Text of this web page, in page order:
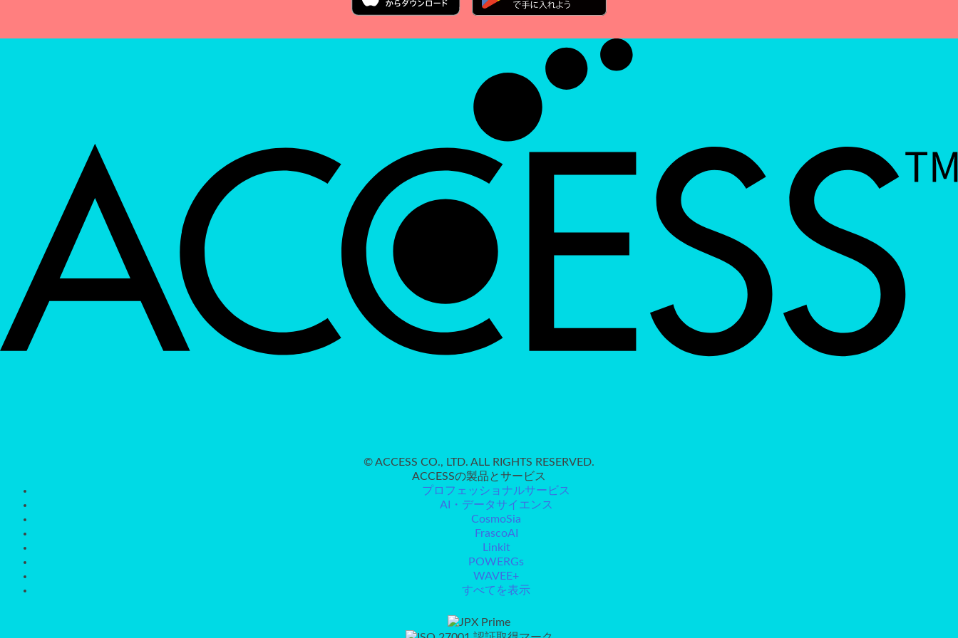
© ACCESS CO., LTD. ALL RIGHTS RESERVED.
ACCESSの製品とサービス
プロフェッショナルサービス
AI・データサイエンス
CosmoSia
FrascoAI
Linkit
POWERGs
WAVEE+
すべてを表示